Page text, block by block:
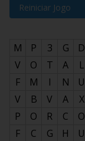
Reiniciar Jogo
M P 3 G D
V
O T A L
F
M I N U
V
B V A X
P
O R C O
F
C G H U